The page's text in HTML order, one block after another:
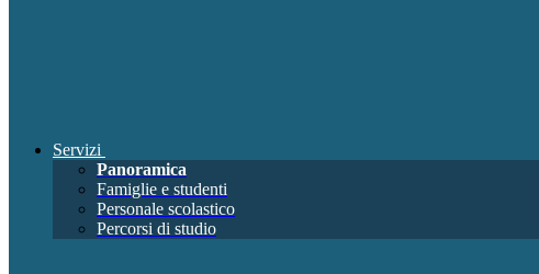
Servizi
Panoramica
Famiglie e studenti
Personale scolastico
Percorsi di studio